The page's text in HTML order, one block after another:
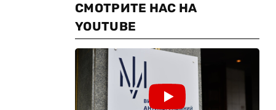
СМОТРИТЕ НАС НА
YOUTUBE